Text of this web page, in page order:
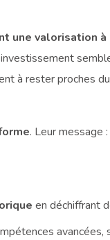
une valorisation
à rester proches
. Leur message
en déchiffrant